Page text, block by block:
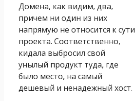
Домена, как видим, два,
причем ни один из них
напрямую не относится к сути
проекта. Соответственно,
кидала выбросил свой
унылый продукт туда, где
было место, на самый
дешевый и ненадежный хост.